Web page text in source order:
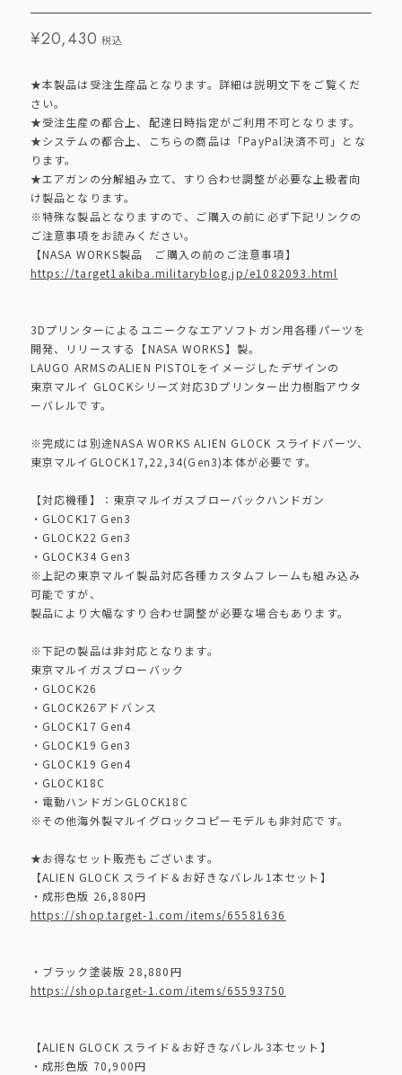
¥20,430 税込
★本製品は受注生産品となります。詳細は説明文下をご覧くだ
さい。
★受注生産の都合上、配達日時指定がご利用不可となります。
★システムの都合上、こちらの商品は「PayPal決済不可」とな
ります。
★エアガンの分解組み立て、すり合わせ調整が必要な上級者向
け製品となります。
※特殊な製品となりますので、ご購入の前に必ず下記リンクの
ご注意事項をお読みください。
【NASA WORKS製品 ご購入の前のご注意事項】
https://target1akiba.militaryblog.jp/e1082093.html
3Dプリンターによるユニークなエアソフトガン用各種パーツを
開発、リリースする【NASA WORKS】製。
LAUGO ARMSのALIEN PISTOLをイメージしたデザインの
東京マルイ GLOCKシリーズ対応3Dプリンター出力樹脂アウタ
ーバレルです。
※完成には別途NASA WORKS ALIEN GLOCK スライドパーツ、
東京マルイGLOCK17,22,34(Gen3)本体が必要です。
【対応機種】：東京マルイガスブローバックハンドガン
・GLOCK17 Gen3
・GLOCK22 Gen3
・GLOCK34 Gen3
※上記の東京マルイ製品対応各種カスタムフレームも組み込み
可能ですが、
製品により大幅なすり合わせ調整が必要な場合もあります。
※下記の製品は非対応となります。
東京マルイガスブローバック
・GLOCK26
・GLOCK26アドバンス
・GLOCK17 Gen4
・GLOCK19 Gen3
・GLOCK19 Gen4
・GLOCK18C
・電動ハンドガンGLOCK18C
※その他海外製マルイグロックコピーモデルも非対応です。
★お得なセット販売もございます。
【ALIEN GLOCK スライド＆お好きなバレル1本セット】
・成形色版 26,880円
https://shop.target-1.com/items/65581636
・ブラック塗装版 28,880円
https://shop.target-1.com/items/65593750
【ALIEN GLOCK スライド＆お好きなバレル3本セット】
・成形色版 70,900円